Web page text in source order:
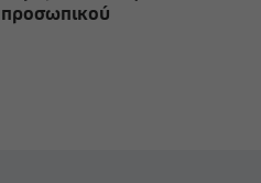
προσωπικού